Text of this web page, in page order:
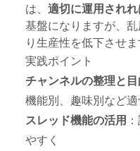
は、 適切に運用され
基盤になりますが、
り生産性を低下させま
実践ポイント
チャンネルの整理と
機能別、趣味別など
スレッド機能の活用
やすく